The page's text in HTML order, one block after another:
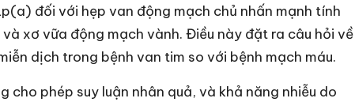
đối với hẹp van động mạch chủ nhấn mạnh tính
xơ vữa động mạch vành. Điều này đặt ra câu hỏi về
dịch trong bệnh van tim so với bệnh mạch máu.
phép suy luận nhân quả, và khả năng nhiễu do